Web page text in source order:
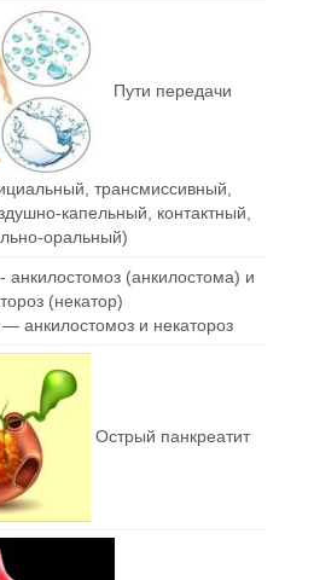
Пути передачи
трансмиссивный,
капельный, контактный,
оральный)
анкилостомоз и некатороз
Острый панкреатит